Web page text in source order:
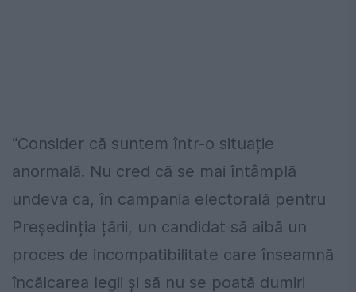
“Consider că suntem într-o situație
anormală. Nu cred că se mai întâmplă
undeva ca, în campania electorală pentru
Președinția țării, un candidat să aibă un
proces de incompatibilitate care înseamnă
încălcarea legii și să nu se poată dumiri